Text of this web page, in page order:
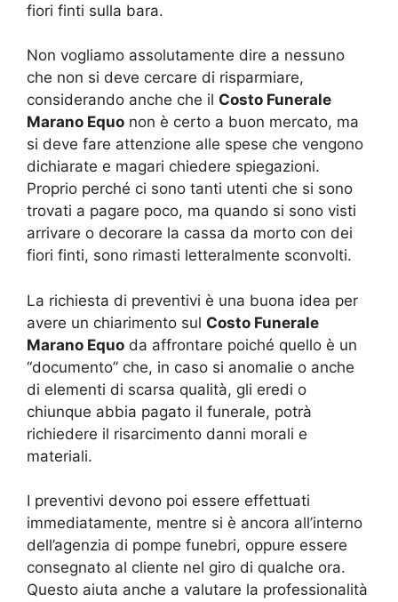
fiori finti sulla bara.
Non vogliamo assolutamente dire a nessuno
che non si deve cercare di risparmiare,
considerando anche che il Costo Funerale
Marano Equo non è certo a buon mercato, ma
si deve fare attenzione alle spese che vengono
dichiarate e magari chiedere spiegazioni.
Proprio perché ci sono tanti utenti che si sono
trovati a pagare poco, ma quando si sono visti
arrivare o decorare la cassa da morto con dei
fiori finti, sono rimasti letteralmente sconvolti.
La richiesta di preventivi è una buona idea per
avere un chiarimento sul Costo Funerale
Marano Equo da affrontare poiché quello è un
“documento” che, in caso si anomalie o anche
di elementi di scarsa qualità, gli eredi o
chiunque abbia pagato il funerale, potrà
richiedere il risarcimento danni morali e
materiali.
I preventivi devono poi essere effettuati
immediatamente, mentre si è ancora all’interno
dell’agenzia di pompe funebri, oppure essere
consegnato al cliente nel giro di qualche ora.
Questo aiuta anche a valutare la professionalità